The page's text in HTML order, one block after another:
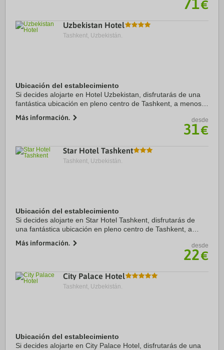
71€
Uzbekistan Hotel
Tashkent, Uzbekistán.
Ubicación del establecimiento
Si decides alojarte en Hotel Uzbekistan, disfrutarás de una
fantástica ubicación en pleno centro de Tashkent, a menos
Amir Timur. Además, este hotel se ...
Más información. desde
31€
Star Hotel Tashkent
Tashkent, Uzbekistán.
Ubicación del establecimiento
Si decides alojarte en Star Hotel Tashkent, disfrutarás de
una fantástica ubicación en pleno centro de Tashkent, a
Amir Timur. Además, este hotel se ...
Más información. desde
22€
City Palace Hotel
Tashkent, Uzbekistán.
Ubicación del establecimiento
Si decides alojarte en City Palace Hotel, disfrutarás de una